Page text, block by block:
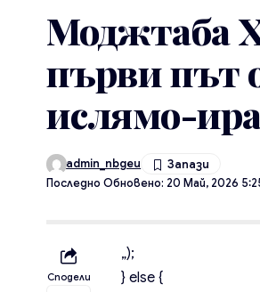
Моджтаба
първи път
ислямо-
Последно Обновено: 20 Май, 2026
admin_nbgeu
Сподели
„);
} else {